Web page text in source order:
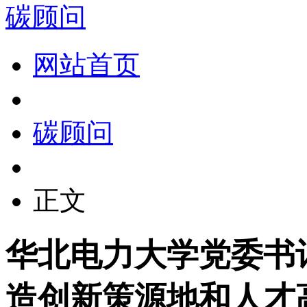
碳顾问
网站首页
碳顾问
正文
华北电力大学党委
造创新策源地和人才